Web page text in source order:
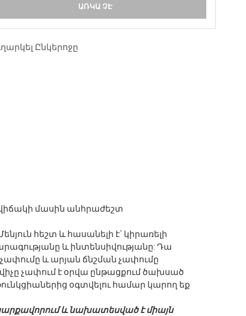
ԱՌԿԱ ՉԷ
Ընկերոջը
մասին անհրաժեշտ
հեշտ և հասանելի է` կիրառելի
և ինտենսիվությանը: Դա
և արյան ճնշման չափումը
չափում է օրվա ընթացքում ծախսած
օգտվելու համար կարող եք
և նախատեսված է միայն